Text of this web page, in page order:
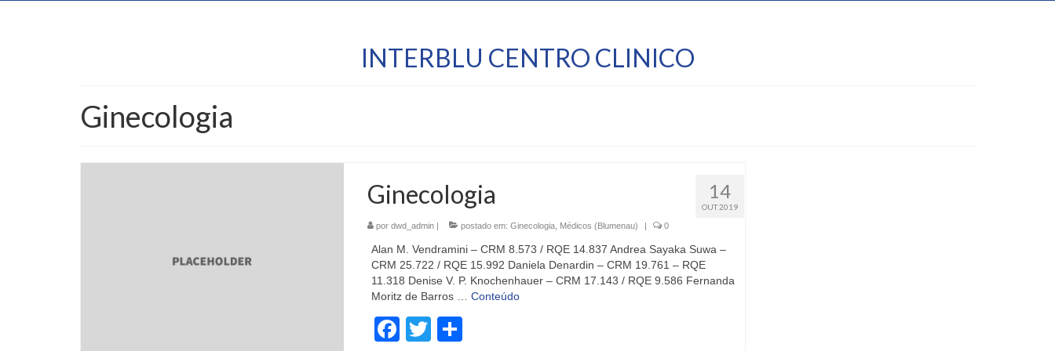
INTERBLU CENTRO CLINICO
Ginecologia
14
OUT 2019
Ginecologia
por dwd_admin| postado em: Ginecologia, Médicos (Blumenau) | 0
Alan M. Vendramini – CRM 8.573 / RQE 14.837 Andrea Sayaka Suwa –
CRM 25.722 / RQE 15.992 Daniela Denardin – CRM 19.761 – RQE
11.318 Denise V. P. Knochenhauer – CRM 17.143 / RQE 9.586 Fernanda
Moritz de Barros … Conteúdo
Facebook
Twitter